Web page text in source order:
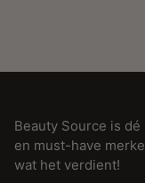
Beauty Source is
en must-have
wat het verdient!